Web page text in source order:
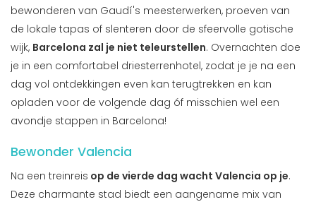
bewonderen van Gaudí's meesterwerken, proeven van
de lokale tapas of slenteren door de sfeervolle gotische
wijk, Barcelona zal je niet teleurstellen. Overnachten doe
je in een comfortabel driesterrenhotel, zodat je je na een
dag vol ontdekkingen even kan terugtrekken en kan
opladen voor de volgende dag óf misschien wel een
avondje stappen in Barcelona!
Bewonder Valencia
Na een treinreis op de vierde dag wacht Valencia op je.
Deze charmante stad biedt een aangename mix van